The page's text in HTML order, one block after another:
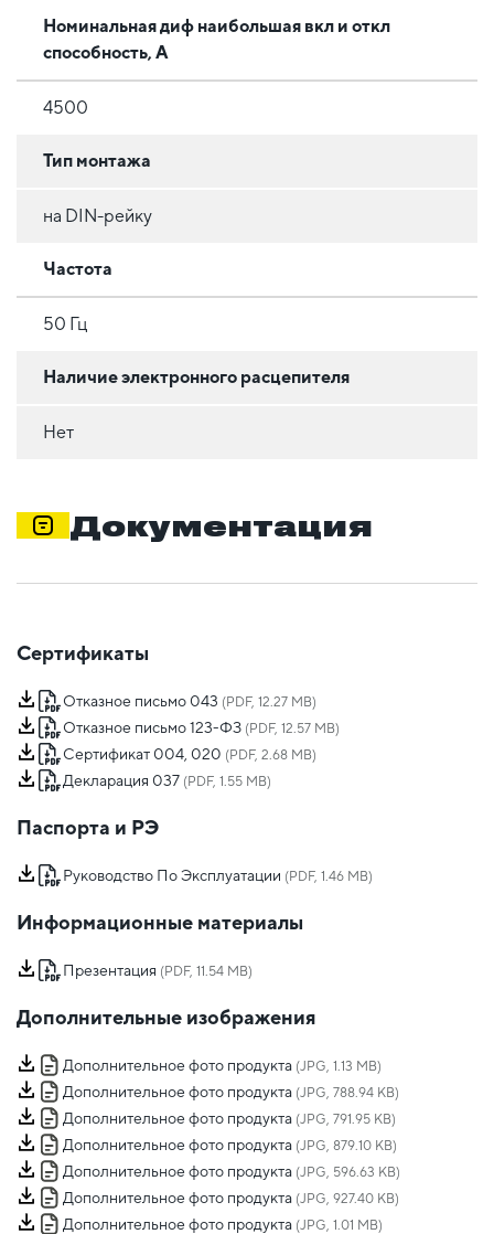
Номинальная диф наибольшая вкл и откл
способность, А
4500
Тип монтажа
на DIN-рейку
Частота
50 Гц
Наличие электронного расцепителя
Нет
Документация
Сертификаты
Отказное письмо 043 (PDF, 12.27 MB)
Отказное письмо 123-ФЗ (PDF, 12.57 MB)
Сертификат 004, 020 (PDF, 2.68 MB)
Декларация 037 (PDF, 1.55 MB)
Паспорта и РЭ
Руководство По Эксплуатации (PDF, 1.46 MB)
Информационные материалы
Презентация (PDF, 11.54 MB)
Дополнительные изображения
Дополнительное фото продукта (JPG, 1.13 MB)
Дополнительное фото продукта (JPG, 788.94 KB)
Дополнительное фото продукта (JPG, 791.95 KB)
Дополнительное фото продукта (JPG, 879.10 KB)
Дополнительное фото продукта (JPG, 596.63 KB)
Дополнительное фото продукта (JPG, 927.40 KB)
Дополнительное фото продукта (JPG, 1.01 MB)